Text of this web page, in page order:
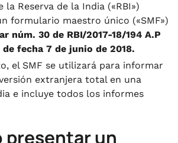
la Reserva de la India («RBI»)
formulario maestro único («SMF»)
núm. 30 de RBI/2017-18/194 A.P
de fecha 7 de junio de 2018.
el SMF se utilizará para informar
extranjera total en una
e incluye todos los informes
presentar un